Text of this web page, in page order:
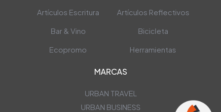
Artículos Escritura
Artículos Reflectivos
Bar & Vino
Bicicleta
Ecopromo
Herramientas
MARCAS
URBAN TRAVEL
URBAN BUSINESS